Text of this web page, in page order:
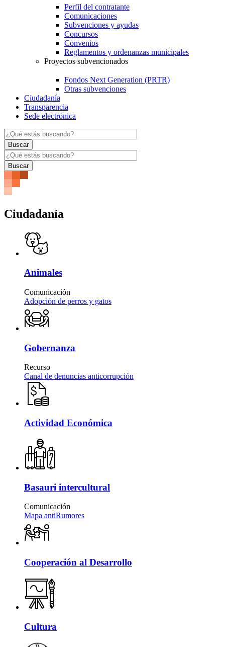
Perfil del contratante
Comunicaciones
Subvenciones y ayudas
Concursos
Convenios
Reglamentos y ordenanzas municipales
Proyectos subvencionados
Fondos Next Generation (PRTR)
Otras subvenciones
Ciudadanía
Transparencia
Sede electrónica
Ciudadanía
Animales
Comunicación
Adopción de perros y gatos
Gobernanza
Recurso
Canal de denuncias anticorrupción
Actividad Económica
Basauri intercultural
Comunicación
Mapa antiRumores
Cooperación al Desarrollo
Cultura